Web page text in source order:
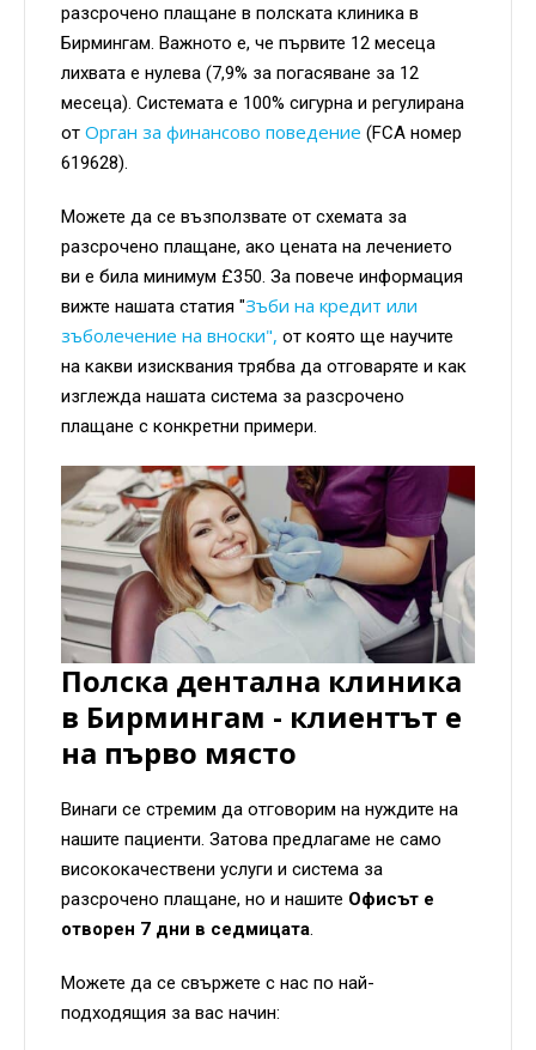
разсрочено плащане в полската клиника в
Бирмингам. Важното е, че първите 12 месеца
лихвата е нулева (7,9% за погасяване за 12
месеца). Системата е 100% сигурна и регулирана
от Орган за финансово поведение (FCA номер
619628).
Можете да се възползвате от схемата за
разсрочено плащане, ако цената на лечението
ви е била минимум £350. За повече информация
вижте нашата статия "Зъби на кредит или
зъболечение на вноски", от която ще научите
на какви изисквания трябва да отговаряте и как
изглежда нашата система за разсрочено
плащане с конкретни примери.
Полска дентална клиника
в Бирмингам - клиентът е
на първо място
Винаги се стремим да отговорим на нуждите на
нашите пациенти. Затова предлагаме не само
висококачествени услуги и система за
разсрочено плащане, но и нашите Офисът е
отворен 7 дни в седмицата.
Можете да се свържете с нас по най-
подходящия за вас начин: